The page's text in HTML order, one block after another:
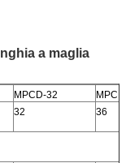
a maglia
MPCD-32
32 36